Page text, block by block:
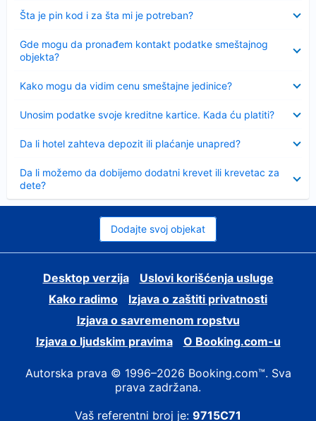
Šta je pin kod i za šta mi je potreban?
Sažeto
Gde mogu da pronađem kontakt podatke smeštajnog
objekta?
Kako mogu da vidim cenu smeštajne jedinice?
Unosim podatke svoje kreditne kartice. Kada ću platiti?
Da li hotel zahteva depozit ili plaćanje unapred?
Da li možemo da dobijemo dodatni krevet ili krevetac za
dete?
Dodajte svoj objekat
Desktop verzija
Uslovi korišćenja usluge
Kako radimo
Izjava o zaštiti privatnosti
Izjava o savremenom ropstvu
Izjava o ljudskim pravima
О Booking.com-u
Autorska prava © 1996–2026 Booking.com™. Sva
prava zadržana.
Vaš referentni broj je: 9715C71